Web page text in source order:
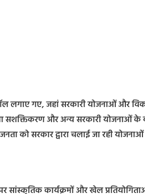
स्टॉल लगाए गए, जहां सरकारी योजनाओं और
सशक्तिकरण और अन्य सरकारी योजनाओं के
को सरकार द्वारा चलाई जा रही
सांस्कृतिक कार्यक्रमों और खेल